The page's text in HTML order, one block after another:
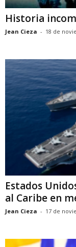
Historia
Jean Cieza - 18 de
Estados
al Caribe en
Jean Cieza - 17 de